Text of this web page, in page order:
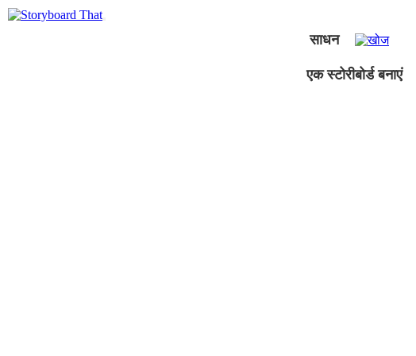
साधन
एक स्टोरीबोर्ड बनाएं